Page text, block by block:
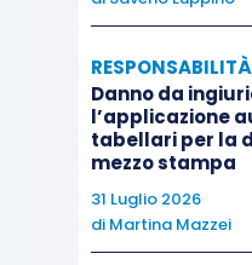
l’organo di controllo
ricorrere delle quali
l’organo di controllo
quelle originarie e
soglia” ad
Cantieri tale
l’entrata in vigore
Danno da
l’applicazione
tabellari per la
mezzo stampa
31 Luglio 2026
di Martina Mazzei